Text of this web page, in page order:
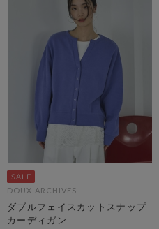
DOUX ARCHIVES
ダブルフェイスカットスナップ
カーディガン